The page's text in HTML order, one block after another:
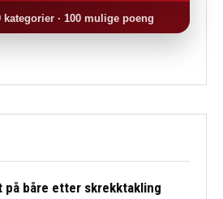
kategorier · 100 mulige poeng
på båre etter skrekktakling